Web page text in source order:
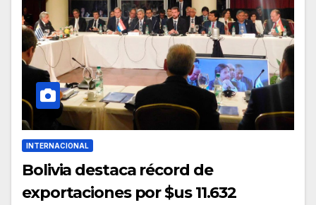
INTERNACIONAL
Bolivia destaca récord de
exportaciones por $us 11.632